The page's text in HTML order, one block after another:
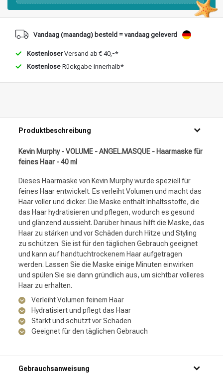
Vandaag (maandag) besteld = vandaag geleverd
KostenloserVersand ab € 40,-*
Kostenlose Rückgabe innerhalb*
Produktbeschreibung
Kevin Murphy - VOLUME - ANGEL.MASQUE - Haarmaske für
feines Haar - 40 ml
Dieses Haarmaske von Kevin Murphy wurde speziell für
feines Haar entwickelt. Es verleiht Volumen und macht das
Haar voller und dicker. Die Maske enthält Inhaltsstoffe, die
das Haar hydratisieren und pflegen, wodurch es gesund
und glänzend aussieht. Darüber hinaus hilft die Maske, das
Haar zu stärken und vor Schäden durch Hitze und Styling
zu schützen. Sie ist für den täglichen Gebrauch geeignet
und kann auf handtuchtrockenem Haar aufgetragen
werden. Lassen Sie die Maske einige Minuten einwirken
und spülen Sie sie dann gründlich aus, um sichtbar volleres
Haar zu erhalten.
Verleiht Volumen feinem Haar
Hydratisiert und pflegt das Haar
Stärkt und schützt vor Schäden
Geeignet für den täglichen Gebrauch
Gebrauchsanweisung